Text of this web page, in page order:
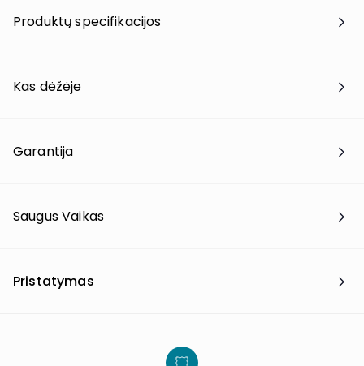
Produktų specifikacijos
Kas dėžėje
Garantija
Saugus Vaikas
Pristatymas